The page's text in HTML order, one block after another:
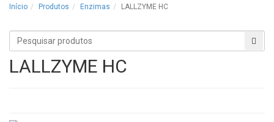
Início Produtos Enzimas LALLZYME HC
Procurar
produtos
LALLZYME HC